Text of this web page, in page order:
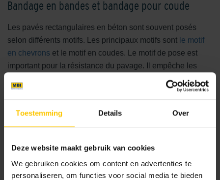
Toestemming Details Over
Deze website maakt gebruik van cookies
We gebruiken cookies om content en advertenties te
personaliseren, om functies voor social media te bieden
Bandage en bandes et bandage pour coude
Les pavés rectangulaires en béton sont souvent posés
selon différents motifs. Les principaux motifs sont le motif
en chevrons et le motif en coudes. Le motif de pose est
important pour la résistance du pavage. Il empêche les
pavés en béton de se déplacer sous l'effet de l'usure ou
d'une charge intensive due à la circulation. Le motif en
circulation. Les parkings sont souvent réalisés selon un
motif en coudes. L'assemblage en demi-brique est parfois
Pavés en béton indéformables